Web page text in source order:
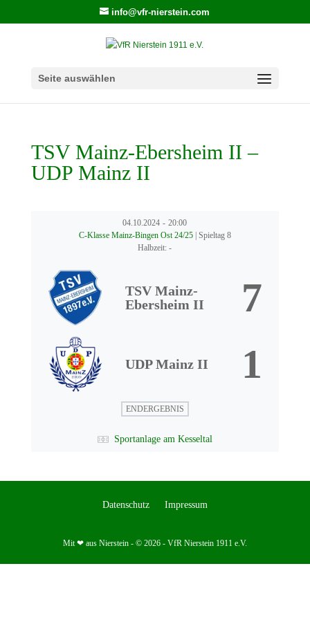
info@vfr-nierstein.com
Seite auswählen
TSV Mainz-Ebersheim II –
UDP Mainz II
04.10.2024 - 20:00
C-Klasse Mainz-Bingen Ost 24/25 | Spieltag 8
Halbzeit: -
TSV Mainz-
Ebersheim II
7
UDP Mainz II 1
ENDERGEBNIS
Sportanlage am Kesseltal
Datenschutz Impressum
Mit ❤ aus Nierstein - © 2026 - VfR Nierstein 1911 e.V.